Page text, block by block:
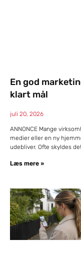
En god
klart mål
juli 20, 2026
ANNONCE Mange
medier eller en ny
udebliver. Ofte skyldes
Læs mere »